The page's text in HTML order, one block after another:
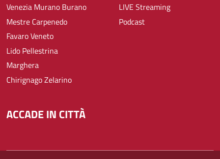
Venezia Murano Burano
Mestre Carpenedo
Favaro Veneto
Lido Pellestrina
Marghera
Chirignago Zelarino
LIVE Streaming
Podcast
ACCADE IN CITTÀ